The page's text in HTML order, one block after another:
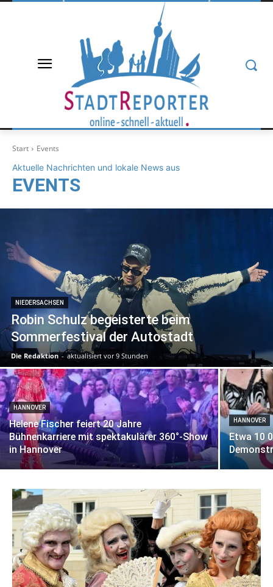
Start
Events
Aktuelle Nachrichten und lokale News aus
EVENTS
NIEDERSACHSEN
Robin Schulz begeisterte beim
Sommerfestival der Autostadt
Die Redaktion - aktualisiert vor 9 Stunden
HANNOVER
Helene Fischer feiert 20 Jahre
Bühnenkarriere mit spektakulärer 360°-Show
in Hannover
HANNOVER
Etwa 10